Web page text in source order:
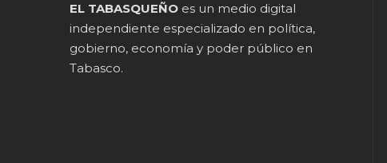
EL TABASQUEÑO es un medio digital
independiente especializado en política,
gobierno, economía y poder público en
Tabasco.